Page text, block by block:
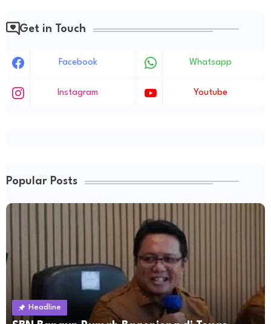
Get in Touch
Facebook Whatsapp
Instagram Youtube
Popular Posts
Headline